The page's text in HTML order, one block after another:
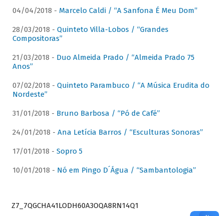
04/04/2018 - Marcelo Caldi / “A Sanfona É Meu Dom”
28/03/2018 - Quinteto Villa-Lobos / “Grandes
Compositoras”
21/03/2018 - Duo Almeida Prado / “Almeida Prado 75
Anos”
07/02/2018 - Quinteto Parambuco / “A Música Erudita do
Nordeste”
31/01/2018 - Bruno Barbosa / “Pó de Café”
24/01/2018 - Ana Letícia Barros / “Esculturas Sonoras”
17/01/2018 - Sopro 5
10/01/2018 - Nó em Pingo D´Água / “Sambantologia”
Z7_7QGCHA41LODH60A3OQA8RN14Q1